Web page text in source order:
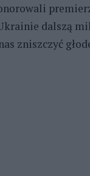
dalszą
zniszczyć